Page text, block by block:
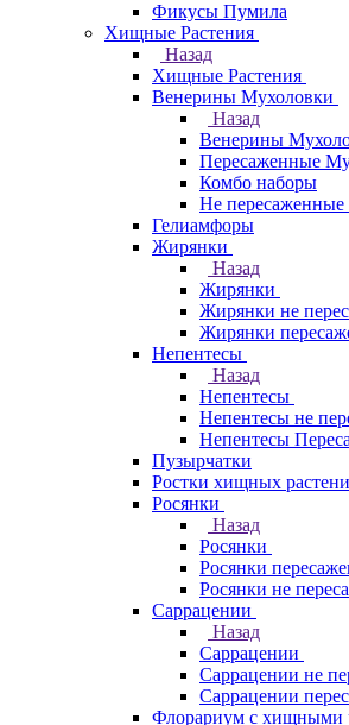
Фикусы Пумила
Хищные Растения
Назад
Хищные Растения
Венерины Мухоловки
Назад
Венерины
Пересаженные
Комбо наборы
Не
Гелиамфоры
Жирянки
Назад
Жирянки
Жирянки не
Жирянки
Непентесы
Назад
Непентесы
Непентесы не
Непентесы
Пузырчатки
Ростки хищных
Росянки
Назад
Росянки
Росянки
Росянки не
Саррацении
Назад
Саррацении
Саррацении не
Саррацении
Флорариум с хищными